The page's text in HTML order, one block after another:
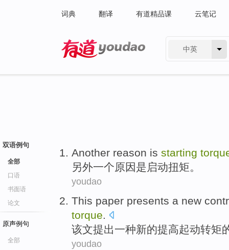
词典 翻译 有道精品课 云笔记
中英
双语例句
全部
口语
书面语
论文
原声例句
全部
Another reason is starting
另外一个原因是启动扭矩。
youdao
This paper presents a new
torque.
该文提出一种新的提高起动转矩
youdao